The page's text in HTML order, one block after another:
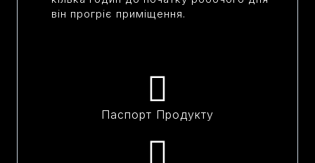
він прогріє приміщення.
Паспорт Продукту